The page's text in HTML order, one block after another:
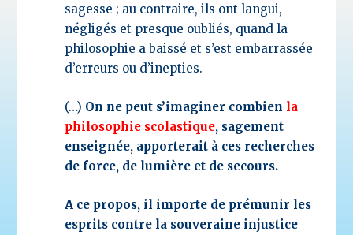
sagesse ; au contraire, ils ont langui,
négligés et presque oubliés, quand la
philosophie a baissé et s’est embarrassée
d’erreurs ou d’inepties.
(…) On ne peut s’imaginer combien la
philosophie scolastique, sagement
enseignée, apporterait à ces recherches
de force, de lumière et de secours.
A ce propos, il importe de prémunir les
esprits contre la souveraine injustice